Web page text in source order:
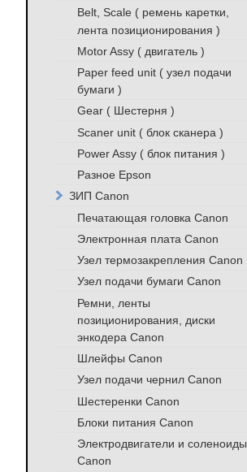
Belt, Scale ( ремень каретки,
лента позиционирования )
Motor Assy ( двигатель )
Paper feed unit ( узел подачи
бумаги )
Gear ( Шестерня )
Scaner unit ( блок сканера )
Power Assy ( блок питания )
Разное Epson
ЗИП Canon
Печатающая головка Canon
Электронная плата Canon
Узел термозакрепления Canon
Узел подачи бумаги Canon
Ремни, ленты
позиционирования, диски
энкодера Canon
Шлейфы Canon
Узел подачи чернил Canon
Шестеренки Canon
Блоки питания Canon
Электродвигатели и соленоиды
Canon